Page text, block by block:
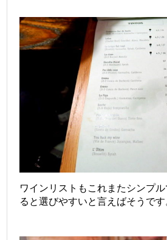
ワインリストもこれまたシンプ
ると選びやすいと言えばそうです